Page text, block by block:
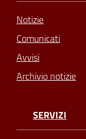
Notizie
Comunicati
Avvisi
Archivio notizie
SERVIZI